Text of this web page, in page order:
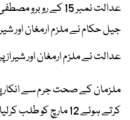
عدالت نمبر 15 کے
جیل حکام نے ملزم ارمغان اور
عدالت نے ملزم ارمغان اور شیراز
ملزمان کے صحت جرم سے انکار
کرتے ہوئے 12 مارچ کو طلب کرلیا۔